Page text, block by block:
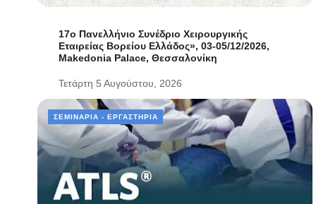
17ο Πανελλήνιο Συνέδριο Χειρουργικής
Εταιρείας Βορείου Ελλάδος», 03-05/12/2026,
Makedonia Palace, Θεσσαλονίκη
Τετάρτη 5 Αυγούστου, 2026
ΣΕΜΙΝΆΡΙΑ - ΕΡΓΑΣΤΉΡΙΑ